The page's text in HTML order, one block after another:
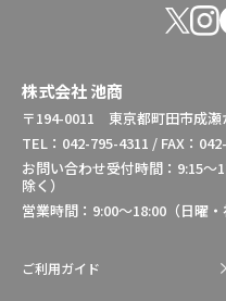
株式会社 池商
〒194-0011 東京都町田市成瀬
TEL：042-795-4311 / FAX：
お問い合わせ受付時間：9:15～
除く）
営業時間：9:00～18:00（日曜
ご利用ガイド